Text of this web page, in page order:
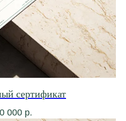
сертификат
000 р.